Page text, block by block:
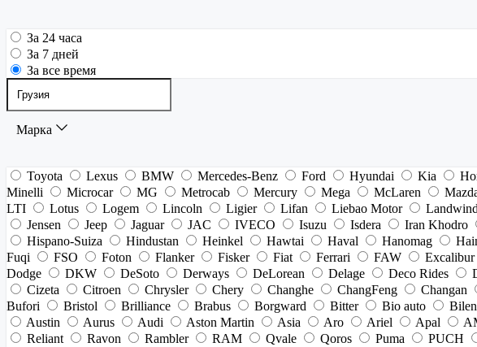
За 24 часа
За 7 дней
За все время
Марка
Toyota Lexus BMW Mercedes-Benz Ford Hyundai Kia
Minelli
Microcar MG Metrocab Mercury Mega McLaren
LTI
Lotus Logem Lincoln Ligier Lifan Liebao Motor Landwind
Jensen
Jeep Jaguar JAC IVECO Isuzu Isdera Iran Khodro
Hispano-Suiza
Hindustan Heinkel Hawtai Haval Hanomag
Fuqi
FSO Foton Flanker Fisker Fiat Ferrari FAW Excalibur
Dodge
DKW DeSoto Derways DeLorean Delage Deco Rides
Cizeta
Citroen Chrysler Chery Changhe ChangFeng Changan
Bufori
Bristol Brilliance Brabus Borgward Bitter Bio auto
Austin
Aurus Audi Aston Martin Asia Aro Ariel Apal
Reliant
Ravon Rambler RAM Qvale Qoros Puma PUCH